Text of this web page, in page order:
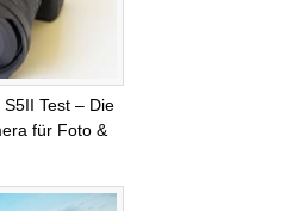
Test – Die
für Foto &